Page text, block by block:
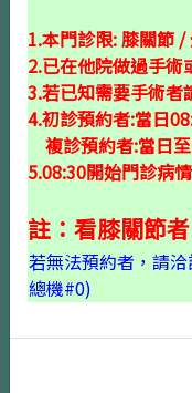
出生日期
就醫備註
確認
1.本門診限: 膝關節
2.已在他院做過手術
3.若已知需要手術者
4.初診預約者:當日
複診預約者:當日
5.08:30開始門診病
註：看膝關節
若無法預約者，請
總機#0)